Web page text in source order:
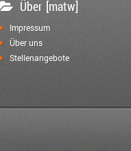
Über [matw]
Impressum
Über uns
Stellenangebote